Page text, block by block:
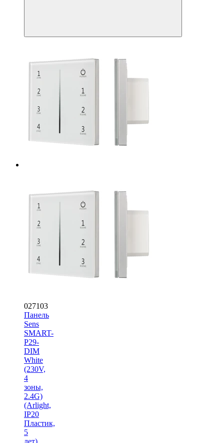
027103
Панель
Sens
SMART-
P29-
DIM
White
(230V,
4
зоны,
2.4G)
(Arlight,
IP20
Пластик,
5